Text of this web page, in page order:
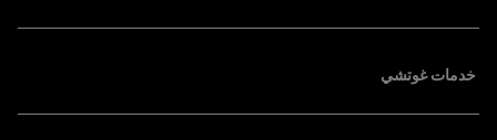
خدمات غوتشي